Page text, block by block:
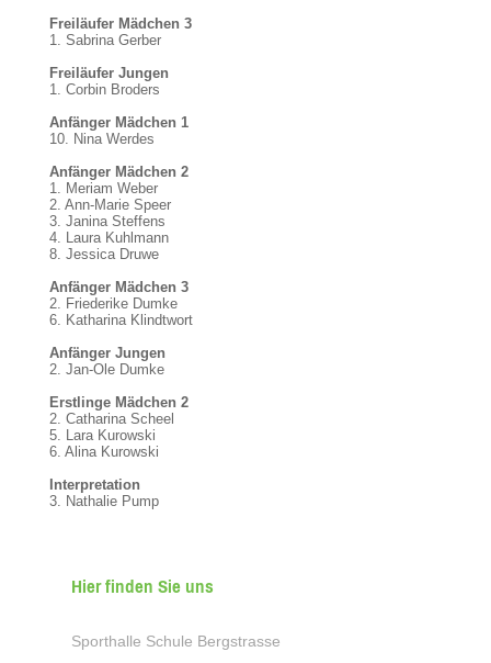
Freiläufer Mädchen 3
1. Sabrina Gerber
Freiläufer Jungen
1. Corbin Broders
Anfänger Mädchen 1
10. Nina Werdes
Anfänger Mädchen 2
1. Meriam Weber
2. Ann-Marie Speer
3. Janina Steffens
4. Laura Kuhlmann
8. Jessica Druwe
Anfänger Mädchen 3
2. Friederike Dumke
6. Katharina Klindtwort
Anfänger Jungen
2. Jan-Ole Dumke
Erstlinge Mädchen 2
2. Catharina Scheel
5. Lara Kurowski
6. Alina Kurowski
Interpretation
3. Nathalie Pump
Hier finden Sie uns
Sporthalle Schule Bergstrasse